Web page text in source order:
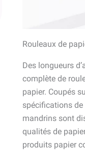
Rouleaux de
Des longueurs
complète de
papier. Coupés
spécifications
mandrins sont
qualités de
produits papier